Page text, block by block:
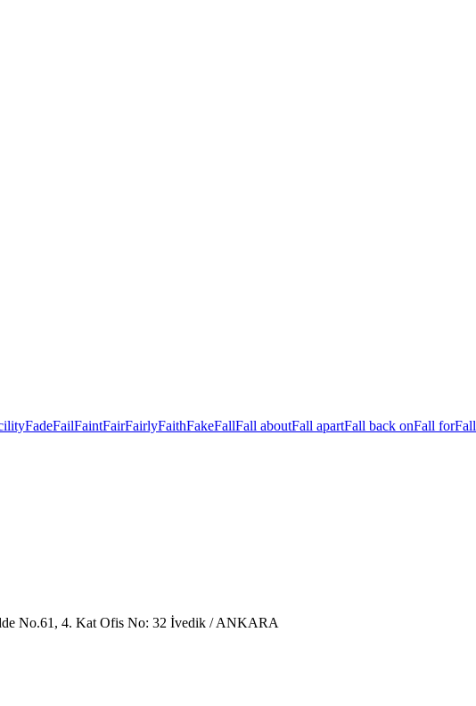
FadeFailFaintFairFairlyFaithFakeFallFall aboutFall apartFall back onFall for
No.61, 4. Kat Ofis No: 32 İvedik / ANKARA